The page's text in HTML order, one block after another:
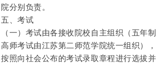
院分别负责。
五、考试
（一）考试由各接收院校自主组织（五年制
高师考试由江苏第二师范学院统一组织），
按照向社会公布的考试录取章程进行选拔并